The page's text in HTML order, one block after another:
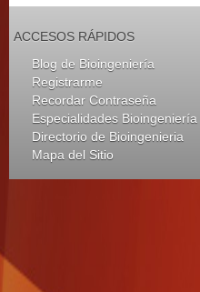
ACCESOS RÁPIDOS
Blog de Bioingeniería
Registrarme
Recordar Contraseña
Especialidades Bioingeniería
Directorio de Bioingenieria
Mapa del Sitio